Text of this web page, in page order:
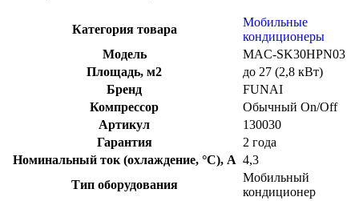
Категория товара
Мобильные
кондиционеры
Модель
MAC-SK30HPN03
Площадь, м2
до 27 (2,8 кВт)
Бренд
FUNAI
Компрессор
Обычный On/Off
Артикул
130030
Гарантия
2 года
Номинальный ток (охлаждение, °С), А 4,3
Тип оборудования
Мобильный
кондиционер